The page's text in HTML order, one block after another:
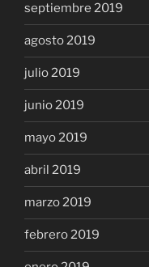
septiembre 2019
agosto 2019
julio 2019
junio 2019
mayo 2019
abril 2019
marzo 2019
febrero 2019